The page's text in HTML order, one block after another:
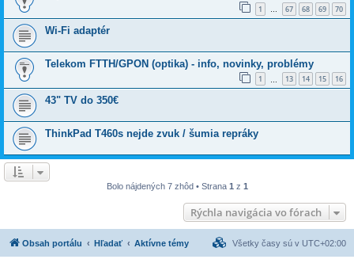
1 … 67 68 69 70
Wi-Fi adaptér
Telekom FTTH/GPON (optika) - info, novinky, problémy
1 13 14 15 16
43" TV do 350€
ThinkPad T460s nejde zvuk / šumia repráky
Bolo nájdených 7 zhôd • Strana 1 z 1
Rýchla navigácia vo fórach
Obsah portálu Hľadať Aktívne témy Všetky časy sú v UTC+02:00